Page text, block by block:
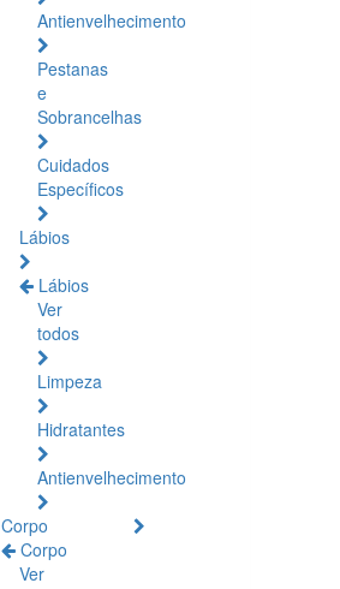
Antienvelhecimento
Pestanas
e
Sobrancelhas
Cuidados
Específicos
Lábios
Lábios
Ver
todos
Limpeza
Hidratantes
Antienvelhecimento
Corpo
Corpo
Ver